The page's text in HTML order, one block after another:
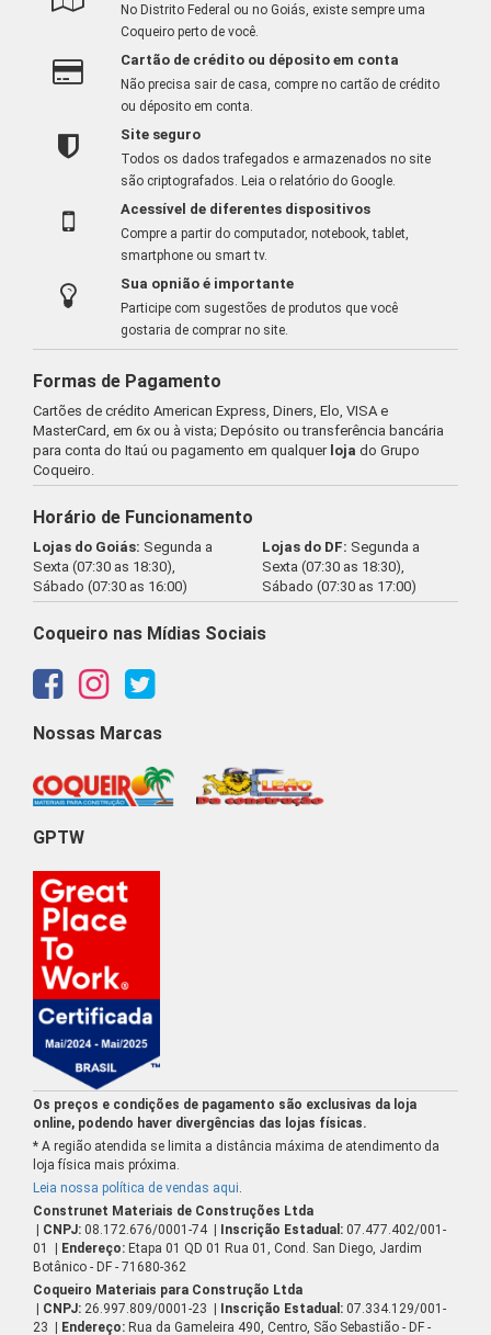
No Distrito Federal ou no Goiás, existe sempre uma
Coqueiro perto de você.
Cartão de crédito ou déposito em conta
Não precisa sair de casa, compre no cartão de crédito
ou déposito em conta.
Site seguro
Todos os dados trafegados e armazenados no site
são criptografados. Leia o relatório do Google.
Acessível de diferentes dispositivos
Compre a partir do computador, notebook, tablet,
smartphone ou smart tv.
Sua opnião é importante
Participe com sugestões de produtos que você
gostaria de comprar no site.
Formas de Pagamento
Cartões de crédito American Express, Diners, Elo, VISA e
MasterCard, em 6x ou à vista; Depósito ou transferência bancária
para conta do Itaú ou pagamento em qualquer loja do Grupo
Coqueiro.
Horário de Funcionamento
Lojas do Goiás: Segunda a
Sexta (07:30 as 18:30),
Sábado (07:30 as 16:00)
Lojas do DF: Segunda a
Sexta (07:30 as 18:30),
Sábado (07:30 as 17:00)
Coqueiro nas Mídias Sociais
Nossas Marcas
GPTW
Os preços e condições de pagamento são exclusivas da loja
online, podendo haver divergências das lojas físicas.
* A região atendida se limita a distância máxima de atendimento da
loja física mais próxima.
Leia nossa política de vendas aqui
Construnet Materiais de Construções Ltda
| CNPJ: 08.172.676/0001-74 | Inscrição Estadual: 07.477.402/001-
01
| Endereço: Etapa 01 QD 01 Rua 01, Cond. San Diego, Jardim
Botânico - DF - 71680-362
Coqueiro Materiais para Construção Ltda
| CNPJ: 26.997.809/0001-23 | Inscrição Estadual: 07.334.129/001-
23 | Endereço: Rua da Gameleira 490, Centro, São Sebastião - DF -